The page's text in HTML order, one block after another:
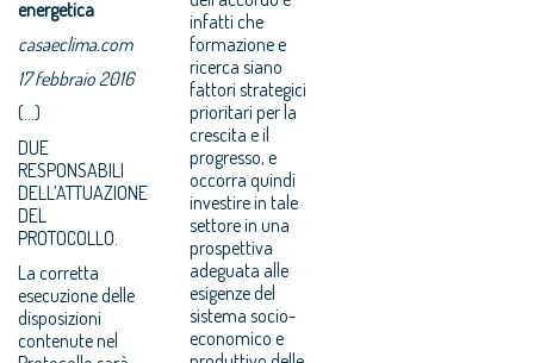
energetica
casaeclima.com
17 febbraio 2016
(...)
DUE
RESPONSABILI
DELL’ATTUAZIONE
DEL
PROTOCOLLO.
La corretta
esecuzione delle
disposizioni
contenute nel
infatti che
formazione e
ricerca siano
fattori strategici
prioritari per la
crescita e il
progresso, e
occorra quindi
investire in tale
settore in una
prospettiva
adeguata alle
esigenze del
sistema socio-
economico e